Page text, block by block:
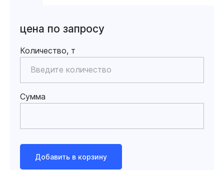
цена по запросу
Количество, т
Сумма
Добавить в корзину